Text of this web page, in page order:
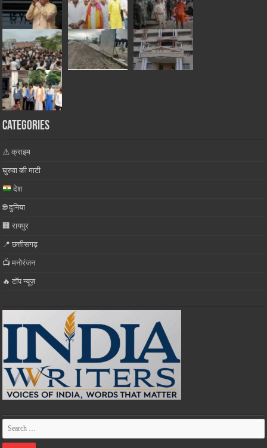
Categories
⚠️ क्राइम
घुरुवा की माटी
देश
🌐 दुनिया
🏢 रायपुर
📍 छत्तीसगढ़
📺 मनोरंजन
🔥 टॉप न्यूज़